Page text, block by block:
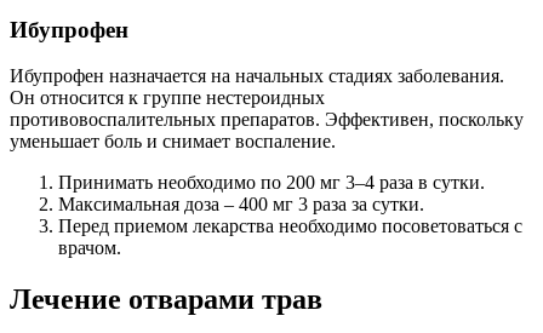
Ибупрофен
Ибупрофен назначается на начальных стадиях заболевания.
Он относится к группе нестероидных
противовоспалительных препаратов. Эффективен, поскольку
уменьшает боль и снимает воспаление.
Принимать необходимо по 200 мг 3–4 раза в сутки.
Максимальная доза – 400 мг 3 раза за сутки.
Перед приемом лекарства необходимо посоветоваться с
врачом.
Лечение отварами трав